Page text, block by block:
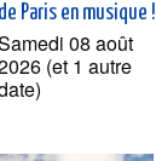
de Paris en musique !
08 août
(et 1 autre